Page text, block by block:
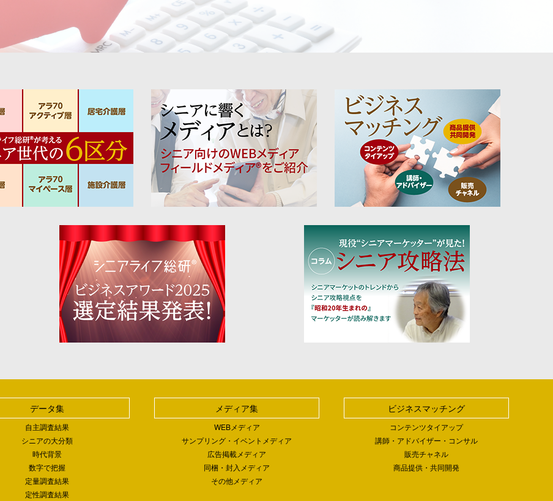
データ集
自主調査結果
シニアの大分類
時代背景
数字で把握
定量調査結果
定性調査結果
メディア集
WEBメディア
サンプリング・イベントメディア
広告掲載メディア
同梱・封入メディア
その他メディア
ビジネスマッチング
コンテンツタイアップ
講師・アドバイザー・コンサル
販売チャネル
商品提供・共同開発